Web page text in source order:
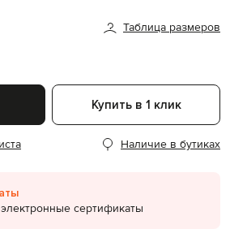
Таблица размеров
Купить в 1 клик
Наличие в бутиках
сертификаты